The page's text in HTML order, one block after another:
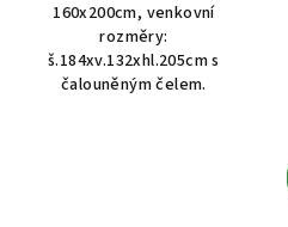
160x200cm, venkovní
rozměry:
š.184xv.132xhl.205cm s
čalouněným čelem.